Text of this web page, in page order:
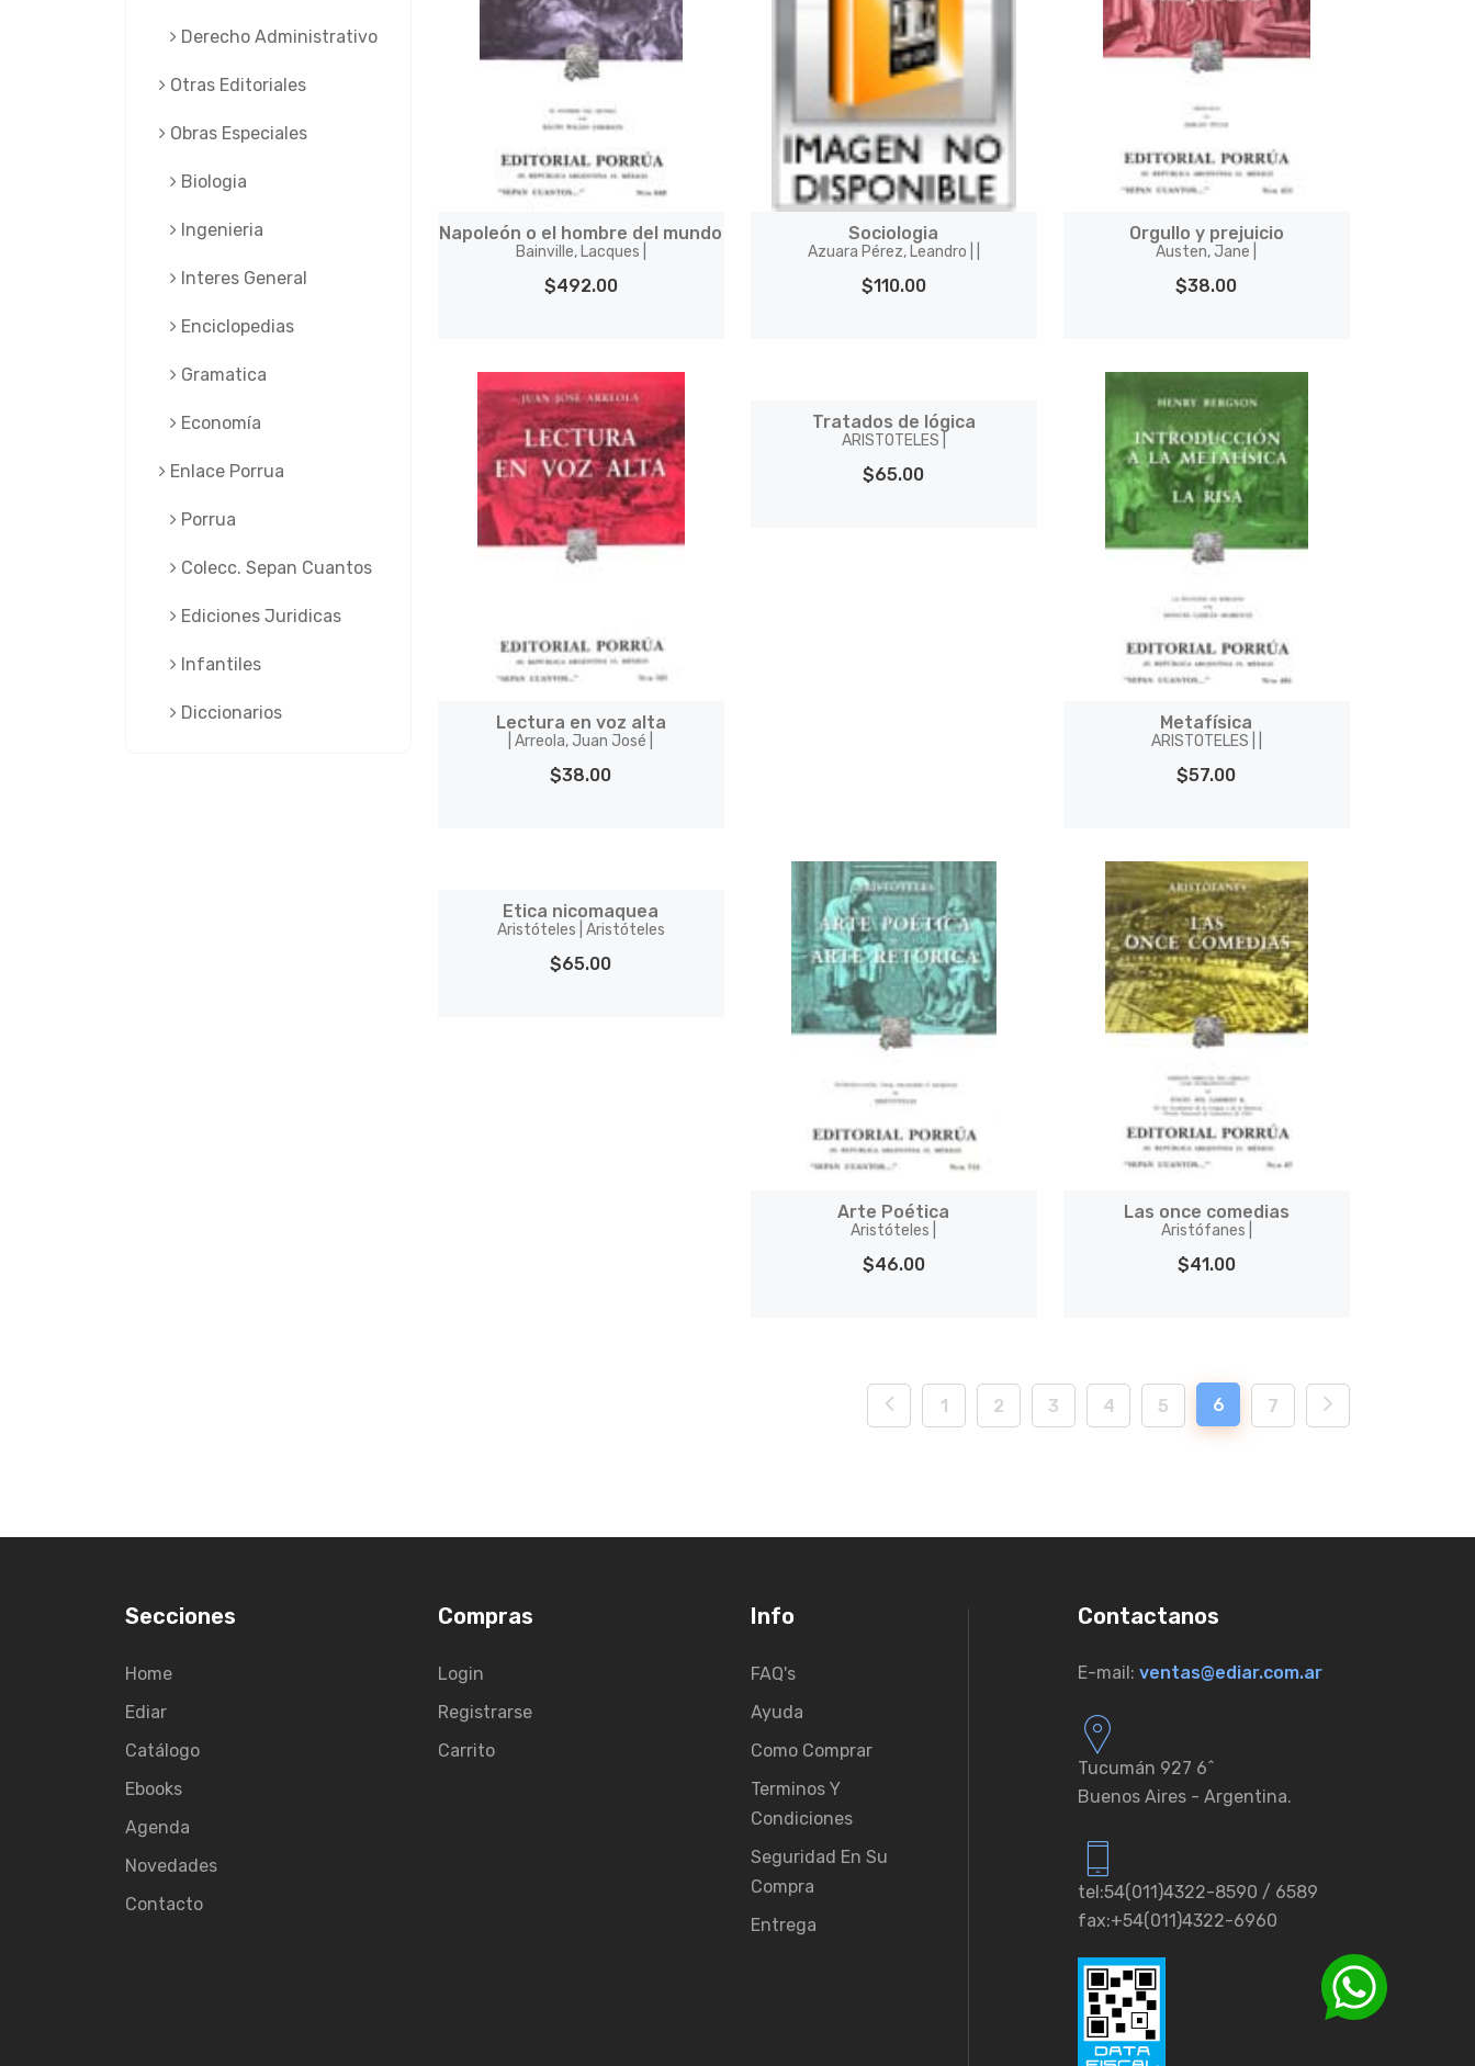
Napoleón o el hombre del mundo
Bainville, Lacques |
$492.00
Sociologia
Azuara Pérez, Leandro | |
$110.00
Orgullo y prejuicio
Austen, Jane |
$38.00
Lectura en voz alta
| Arreola, Juan José |
$38.00
Tratados de lógica
ARISTOTELES |
$65.00
Metafísica
ARISTOTELES | |
$57.00
Etica nicomaquea
Aristóteles | Aristóteles
$65.00
Arte Poética
Aristóteles |
$46.00
Las once comedias
Aristófanes |
$41.00
1 2 3 4 5 6 7
Derecho Administrativo
Otras Editoriales
Obras Especiales
Biologia
Ingenieria
Interes General
Enciclopedias
Gramatica
Economía
Enlace Porrua
Porrua
Colecc. Sepan Cuantos
Ediciones Juridicas
Infantiles
Diccionarios
Secciones
Home
Ediar
Catálogo
Ebooks
Agenda
Novedades
Contacto
Compras
Login
Registrarse
Carrito
Info
FAQ's
Ayuda
Como Comprar
Terminos Y
Condiciones
Seguridad En Su
Compra
Entrega
Contactanos
E-mail: ventas@ediar.com.ar
Tucumán 927 6ˆ
Buenos Aires - Argentina.
tel:54(011)4322-8590 / 6589
fax:+54(011)4322-6960